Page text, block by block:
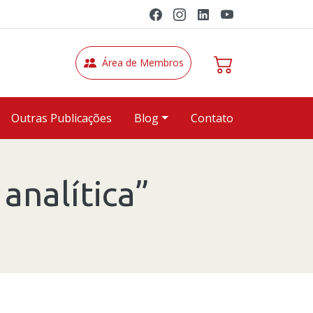
Área de Membros
Outras Publicações Blog Contato